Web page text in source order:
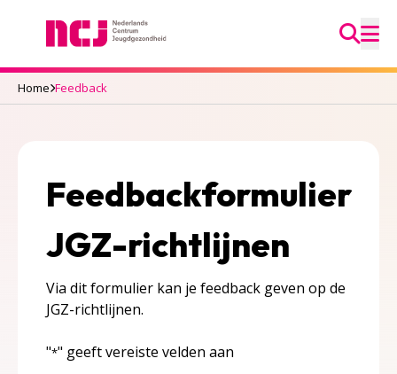
Ga
Home Feedback
Feedbackformulier
JGZ-richtlijnen
Via dit formulier kan je feedback geven op de
JGZ-richtlijnen.
"*" geeft vereiste velden aan